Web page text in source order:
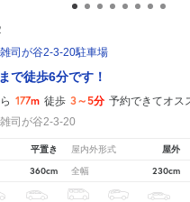
雑司が谷2-3-20駐車場
で徒歩6分です！
177m 徒歩 3～5分 予約できてオス
司が谷2-3-20
平置き 屋内外形式 屋外
360cm 全幅 230cm